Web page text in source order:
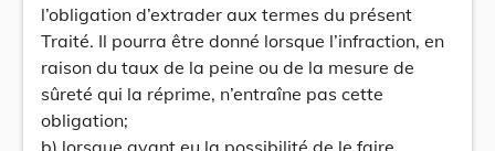
l’obligation d’extrader aux termes du présent
Traité. Il pourra être donné lorsque l’infraction, en
raison du taux de la peine ou de la mesure de
sûreté qui la réprime, n’entraîne pas cette
obligation;
b) lorsque ayant eu la possibilité de le faire,